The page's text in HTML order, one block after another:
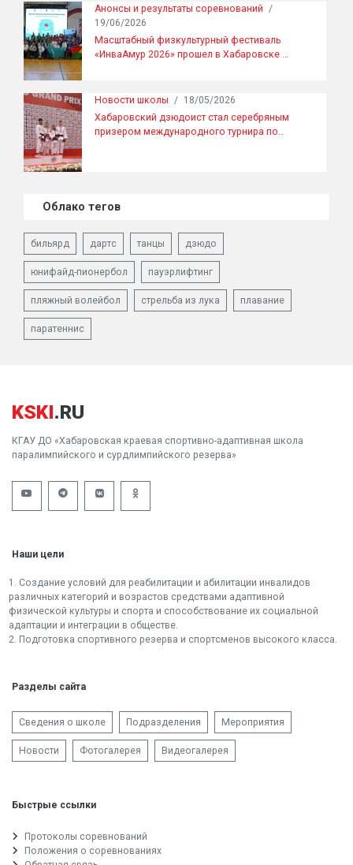
Анонсы и результаты соревнований
/
19/06/2026
Масштабный физкультурный фестиваль
«ИнваАмур 2026» прошел в Хабаровске …
Новости школы / 18/05/2026
Хабаровский дзюдоист стал серебряным
призером международного турнира по…
Облако тегов
бильярд дартс танцы дзюдо
юнифайд-пионербол пауэрлифтинг
пляжный волейбол стрельба из лука плавание
паратеннис
KSKI.RU
КГАУ ДО «Хабаровская краевая спортивно-адаптивная школа
паралимпийского и сурдлимпийского резерва»
Наши цели
1. Создание условий для реабилитации и абилитации инвалидов
различных категорий и возрастов средствами адаптивной
физической культуры и спорта и способствование их социальной
адаптации и интеграции в обществе.
2. Подготовка спортивного резерва и спортсменов высокого класса.
Разделы сайта
Сведения о школе Подразделения Мероприятия
Новости Фотогалерея Видеогалерея
Быстрые ссылки
Протоколы соревнований
Положения о соревнованиях